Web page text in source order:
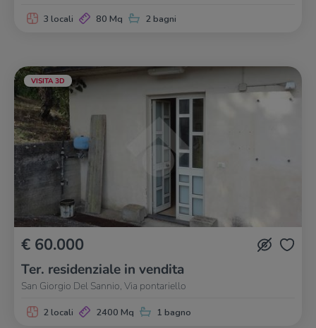
3 locali 80 Mq 2 bagni
VISITA 3D
€ 60.000
Ter. residenziale in vendita
San Giorgio Del Sannio, Via pontariello
2 locali 2400 Mq 1 bagno